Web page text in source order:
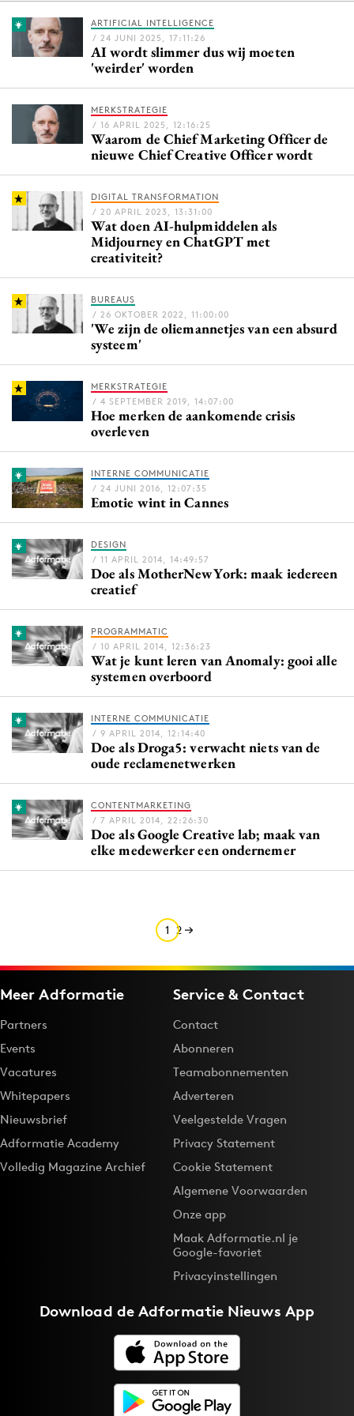
9 sept: GenAI-training
12 nov: MarketingLive!
Events
Opleidingen
Topics
Artificial Intelligence
Bureaus
Campagnes
Carriere
Contentmarketing
Craft
Customer Experience
Data & Insights
Design
Digital transformation
Diversiteit
Effectiviteit
Gedragsverandering
Influencer marketing
Interne communicatie
Martech
Media
Merkstrategie
Programmatic
Purpose Marketing
Reputatie & crisis
ARTIFICIAL INTELLIGENCE
/ 24 JUNI 2025, 17:11:26
AI wordt slimmer dus wij moeten
'weirder' worden
MERKSTRATEGIE
/ 16 APRIL 2025, 12:16:25
Waarom de Chief Marketing Officer de
nieuwe Chief Creative Officer wordt
DIGITAL TRANSFORMATION
/ 20 APRIL 2023, 13:31:00
Wat doen AI-hulpmiddelen als
Midjourney en ChatGPT met
creativiteit?
BUREAUS
/ 26 OKTOBER 2022, 11:00:00
'We zijn de oliemannetjes van een absurd
systeem'
MERKSTRATEGIE
/ 4 SEPTEMBER 2019, 14:07:00
Hoe merken de aankomende crisis
overleven
INTERNE COMMUNICATIE
/ 24 JUNI 2016, 12:07:35
Emotie wint in Cannes
DESIGN
/ 11 APRIL 2014, 14:49:57
Doe als MotherNewYork: maak iedereen
creatief
PROGRAMMATIC
/ 10 APRIL 2014, 12:36:23
Wat je kunt leren van Anomaly: gooi alle
systemen overboord
INTERNE COMMUNICATIE
/ 9 APRIL 2014, 12:14:40
Doe als Droga5: verwacht niets van de
oude reclamenetwerken
CONTENTMARKETING
/ 7 APRIL 2014, 22:26:30
Doe als Google Creative lab; maak van
elke medewerker een ondernemer
1 2
Meer Adformatie
Partners
Events
Vacatures
Whitepapers
Nieuwsbrief
Adformatie Academy
Volledig Magazine Archief
Service & Contact
Contact
Abonneren
Teamabonnementen
Adverteren
Veelgestelde Vragen
Privacy Statement
Cookie Statement
Algemene Voorwaarden
Onze app
Maak Adformatie.nl je
Google-favoriet
Privacyinstellingen
Download deAdformatie Nieuws App